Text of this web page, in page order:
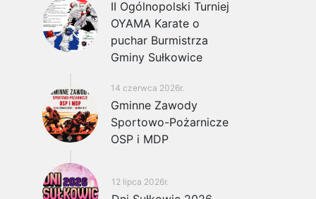
II Ogólnopolski Turniej
OYAMA Karate o
puchar Burmistrza
Gminy Sułkowice
14 czerwca 2026r.
Gminne Zawody
Sportowo-Pożarnicze
OSP i MDP
12 lipca 2026r.